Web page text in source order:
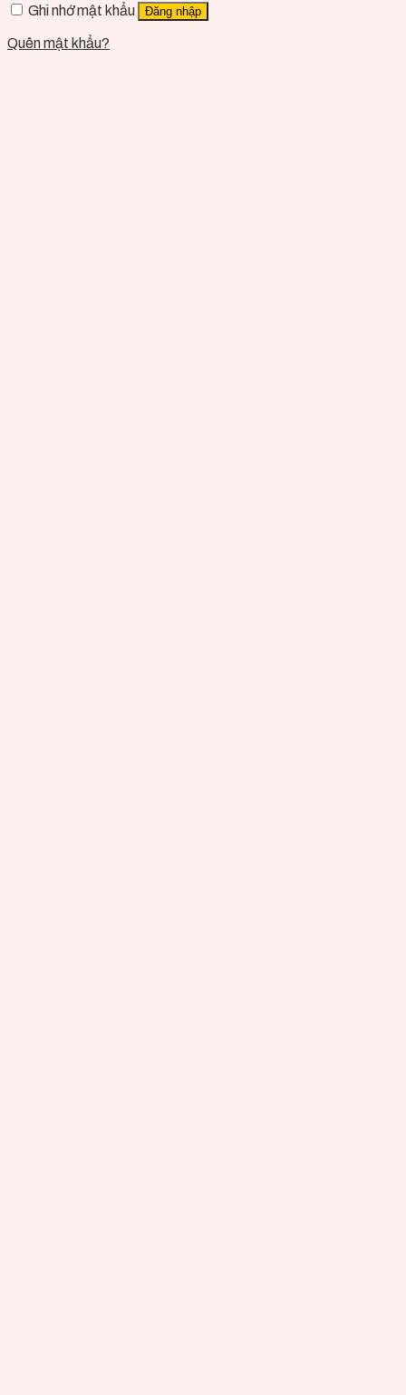
Ghi nhớ mật khẩu Đăng nhập
Quên mật khẩu?